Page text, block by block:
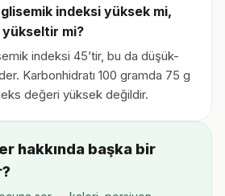
indeksi yüksek mi,
yükseltir mi?
indeksi 45’tir, bu da düşük-
Karbonhidratı 100 gramda 75 g
değeri yüksek değildir.
hakkında başka bir